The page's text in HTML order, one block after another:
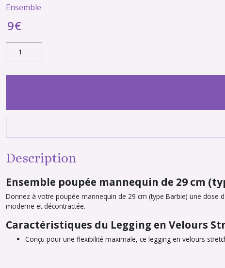
Ensemble
9€
Description
Ensemble poupée mannequin de 29 cm
Donnez à votre poupée mannequin de 29 cm (type Barbie) une dose
moderne et décontractée.
Caractéristiques du Legging en Velours
Conçu pour une flexibilité maximale, ce legging en velours